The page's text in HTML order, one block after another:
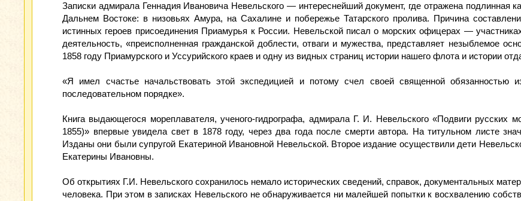
Записки адмирала Геннадия Ивановича Невельского — интереснейший документ, где отражена подлинная
Дальнем Востоке: в низовьях Амура, на Сахалине и побережье Татарского пролива. Причина
истинных героев присоединения Приамурья к России. Невельской писал о морских офицерах —
деятельность, «преисполненная гражданской доблести, отваги и мужества, представляет незыблемое
1858 году Приамурского и Уссурийского краев и одну из видных страниц истории нашего флота и истории
«Я имел счастье начальствовать этой экспедицией и потому счел своей священной обязанностью
последовательном порядке».
Книга выдающегося мореплавателя, ученого-гидрографа, адмирала Г. И. Невельского «Подвиги русских
1855)» впервые увидела свет в 1878 году, через два года после смерти автора. На титульном листе
Изданы они были супругой Екатериной Ивановной Невельской. Второе издание осуществили дети
Екатерины Ивановны.
Об открытиях Г.И. Невельского сохранилось немало исторических сведений, справок, документальных
человека. При этом в записках Невельского не обнаруживается ни малейшей попытки к восхвалению